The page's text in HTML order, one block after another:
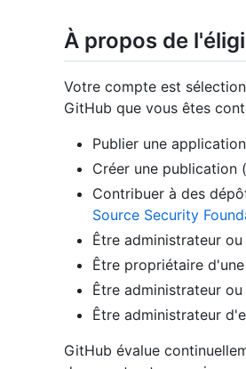
À propos de
Votre compte est
GitHub que vous êtes
Publier une
Créer une publication
Contribuer à des
Source Security
Être administrateur
Être propriétaire
Être administrateur
Être administrateur
GitHub évalue